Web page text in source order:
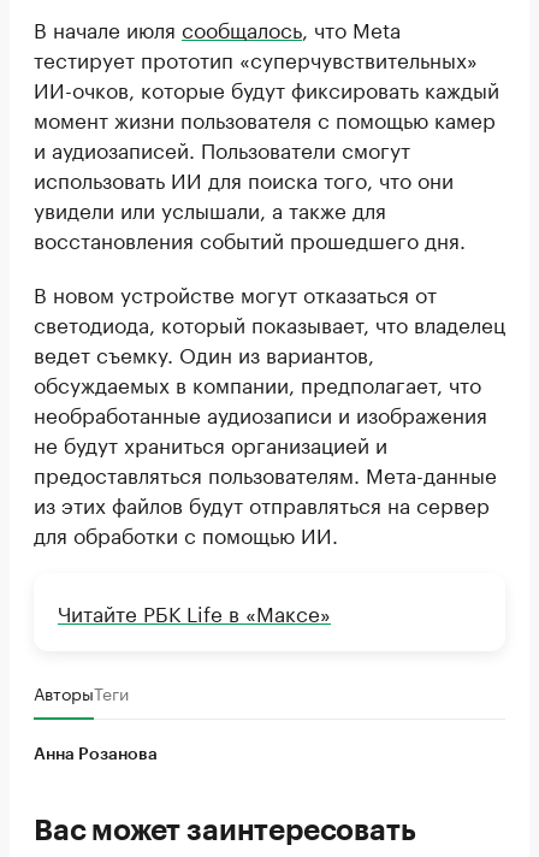
В начале июля сообщалось , что Meta
тестирует прототип «суперчувствительных»
ИИ-очков, которые будут фиксировать каждый
момент жизни пользователя с помощью камер
и аудиозаписей. Пользователи смогут
использовать ИИ для поиска того, что они
увидели или услышали, а также для
восстановления событий прошедшего дня.
В новом устройстве могут отказаться от
светодиода, который показывает, что владелец
ведет съемку. Один из вариантов,
обсуждаемых в компании, предполагает, что
необработанные аудиозаписи и изображения
не будут храниться организацией и
предоставляться пользователям. Мета-данные
из этих файлов будут отправляться на сервер
для обработки с помощью ИИ.
Читайте РБК Life в «Максе»
АвторыТеги
Анна Розанова
Вас может заинтересовать